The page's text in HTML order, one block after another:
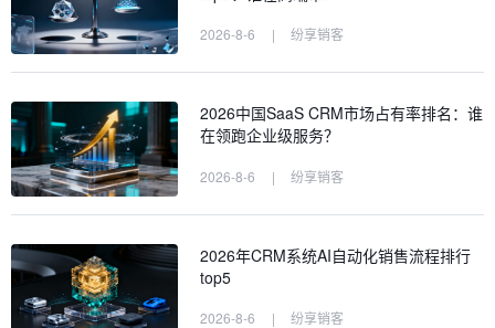
2026-8-6 | 纷享销客
2026中国SaaS CRM市场占有率排名：谁
在领跑企业级服务？
2026-8-6 | 纷享销客
2026年CRM系统AI自动化销售流程排行
top5
2026-8-6 | 纷享销客